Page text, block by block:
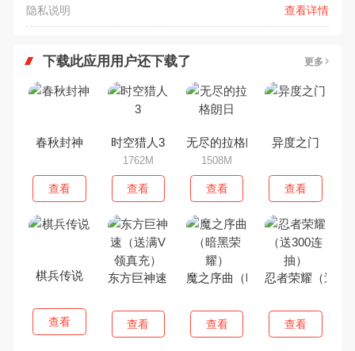
隐私说明 查看详情
下载此应用用户还下载了 更多
春秋封神
查看
时空猎人3
1762M
查看
无尽的拉格朗日
1508M
查看
异度之门
查看
棋兵传说
查看
东方巨神速（送满V领真充）
查看
魔之序曲（暗黑荣耀）
查看
忍者荣耀（送
查看